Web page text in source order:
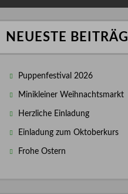
NEUESTE
Puppenfestival 2026
Minikleiner Weihnachtsmarkt
Herzliche Einladung
Einladung zum Oktoberkurs
Frohe Ostern